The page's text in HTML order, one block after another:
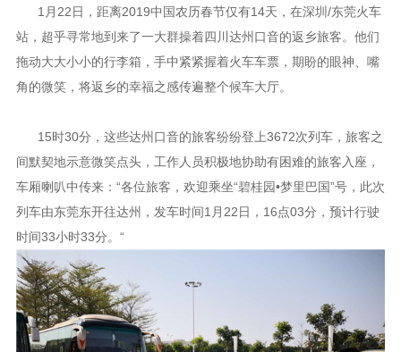
1月22日，距离2019中国农历春节仅有14天，在深圳/东莞火车
站，超乎寻常地到来了一大群操着四川达州口音的返乡旅客。他们
拖动大大小小的行李箱，手中紧紧握着火车车票，期盼的眼神、嘴
角的微笑，将返乡的幸福之感传遍整个候车大厅。
15时30分，这些达州口音的旅客纷纷登上3672次列车，旅客之
间默契地示意微笑点头，工作人员积极地协助有困难的旅客入座，
车厢喇叭中传来：“各位旅客，欢迎乘坐“碧桂园•梦里巴国”号，此次
列车由东莞东开往达州，发车时间1月22日，16点03分，预计行驶
时间33小时33分。“